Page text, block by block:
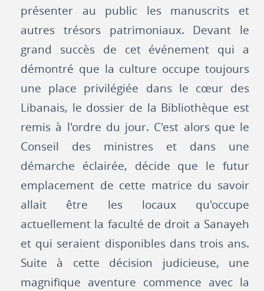
présenter au public les manuscrits et
autres trésors patrimoniaux. Devant le
grand succès de cet événement qui a
démontré que la culture occupe toujours
une place privilégiée dans le cœur des
Libanais, le dossier de la Bibliothèque est
remis à l'ordre du jour. C'est alors que le
Conseil des ministres et dans une
démarche éclairée, décide que le futur
emplacement de cette matrice du savoir
allait être les locaux qu'occupe
actuellement la faculté de droit a Sanayeh
et qui seraient disponibles dans trois ans.
Suite à cette décision judicieuse, une
magnifique aventure commence avec la